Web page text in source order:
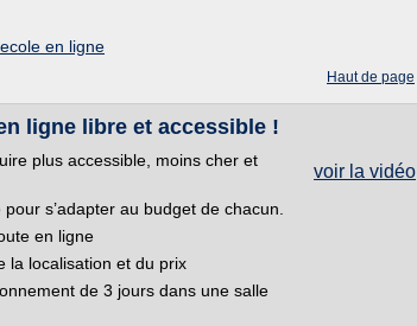
en ligne
Haut de page
ligne libre et accessible !
voir la vidéo
plus accessible, moins cher et
s’adapter au budget de chacun.
en ligne
la localisation et du prix
de 3 jours dans une salle